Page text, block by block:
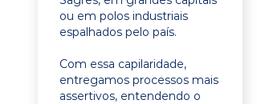
ou em polos industriais
espalhados pelo país.
Com essa capilaridade,
entregamos processos mais
assertivos, entendendo o